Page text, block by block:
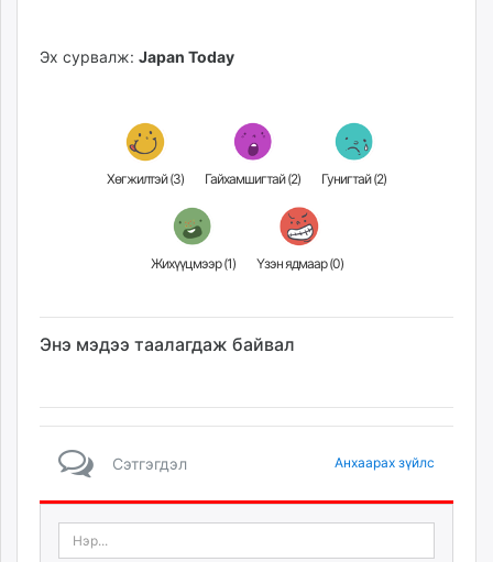
Эх сурвалж: Japan Today
Хөгжилтэй (3) Гайхамшигтай (2) Гунигтай (2)
Жихүүцмээр (1) Үзэн ядмаар (0)
Энэ мэдээ таалагдаж байвал
Сэтгэгдэл Анхаарах зүйлс